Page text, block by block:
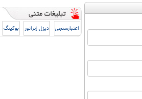
اعتبارسنجی دیزل ژنراتور بوکینگ